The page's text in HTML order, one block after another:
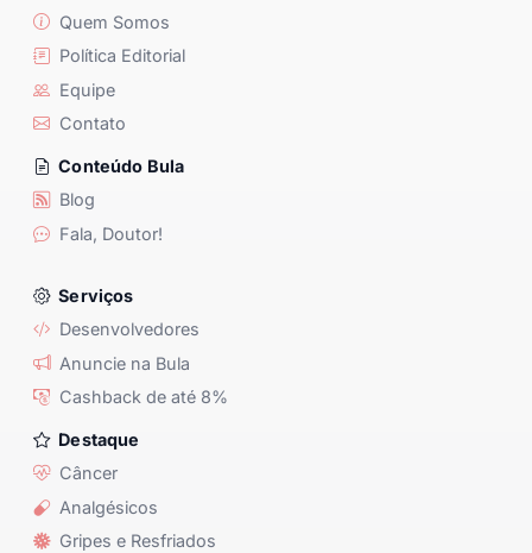
Quem Somos
Política Editorial
Equipe
Contato
Conteúdo Bula
Blog
Fala, Doutor!
Serviços
Desenvolvedores
Anuncie na Bula
Cashback de até 8%
Destaque
Câncer
Analgésicos
Gripes e Resfriados